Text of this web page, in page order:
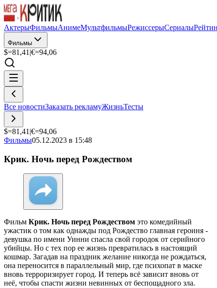
АктерыФильмыАнимеМультфильмыРежиссерыСериалы
Фильмы
$=81,41 |€=94,06
Все новостиЗаказать рекламуЖизньТесты
$=81,41 |€=94,06
Фильмы05.12.2023 в 15:48
Крик. Ночь перед Рождеством
Фильм Крик. Ночь перед Рождеством это комедийный
ужастик о том как однажды под Рождество главная героиня -
девушка по имени Уинни спасла свой городок от серийного
убийцы. Но с тех пор ее жизнь превратилась в настоящий
кошмар. Загадав на праздник желание никогда не рождаться,
она переносится в параллельный мир, где психопат в маске
вновь терроризирует город. И теперь всё зависит вновь от
неё, чтобы спасти жизни невинных от беспощадного зла.